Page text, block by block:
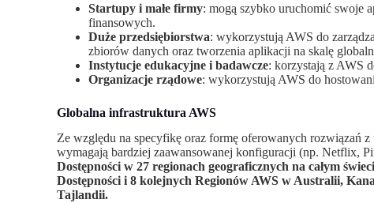
Startupy i małe firmy: mogą szybko uruchomić swoje
finansowych.
Duże przedsiębiorstwa: wykorzystują AWS do
zbiorów danych oraz tworzenia aplikacji na skalę
Instytucje edukacyjne i badawcze: korzystają z AWS
Organizacje rządowe: wykorzystują AWS do
Globalna infrastruktura AWS
Ze względu na specyfikę oraz formę oferowanych rozwiązań
wymagają bardziej zaawansowanej konfiguracji (np. Netflix,
Dostępności w 27 regionach geograficznych na całym
Dostępności i 8 kolejnych Regionów AWS w Australii,
Tajlandii.